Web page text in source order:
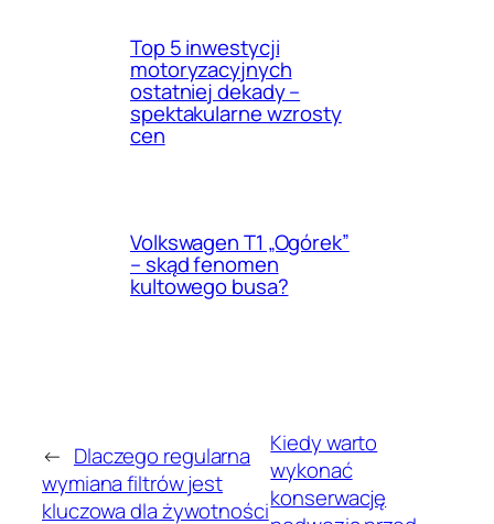
Top 5 inwestycji
motoryzacyjnych
ostatniej dekady –
spektakularne wzrosty
cen
Volkswagen T1 „Ogórek”
– skąd fenomen
kultowego busa?
← Dlaczego regularna
wymiana filtrów jest
kluczowa dla żywotności
Kiedy warto
wykonać
konserwację